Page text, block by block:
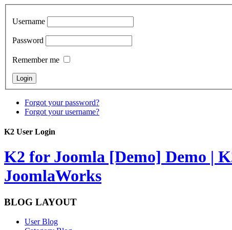
Username
Password
Remember me
Forgot your password?
Forgot your username?
K2 User Login
K2 for Joomla [Demo] Demo |
JoomlaWorks
BLOG LAYOUT
User Blog